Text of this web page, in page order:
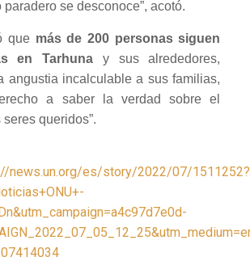
se desconoce”, acotó.
que más de 200 personas siguen
en Tarhuna y sus alrededores,
angustia incalculable a sus familias,
a saber la verdad sobre el
queridos”.
news.un.org/es/story/2022/07/1511252?